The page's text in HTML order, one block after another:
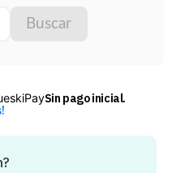
Buscar
Sin pago inicial.